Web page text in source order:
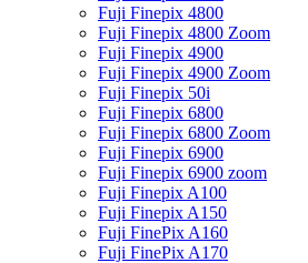
Fuji Finepix 4800
Fuji Finepix 4800 Zoom
Fuji Finepix 4900
Fuji Finepix 4900 Zoom
Fuji Finepix 50i
Fuji Finepix 6800
Fuji Finepix 6800 Zoom
Fuji Finepix 6900
Fuji Finepix 6900 zoom
Fuji Finepix A100
Fuji Finepix A150
Fuji FinePix A160
Fuji FinePix A170